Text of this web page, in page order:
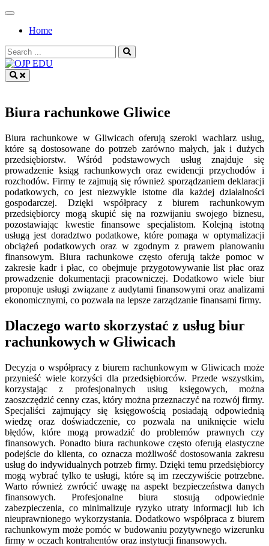
Skip
contentHome
Search
for:
Biura rachunkowe Gliwice
Biura rachunkowe w Gliwicach oferują szeroki wachlarz usług,
które są dostosowane do potrzeb zarówno małych, jak i dużych
przedsiębiorstw. Wśród podstawowych usług znajduje się
prowadzenie ksiąg rachunkowych oraz ewidencji przychodów i
rozchodów. Firmy te zajmują się również sporządzaniem deklaracji
podatkowych, co jest niezwykle istotne dla każdej działalności
gospodarczej. Dzięki współpracy z biurem rachunkowym
przedsiębiorcy mogą skupić się na rozwijaniu swojego biznesu,
pozostawiając kwestie finansowe specjalistom. Kolejną istotną
usługą jest doradztwo podatkowe, które pomaga w optymalizacji
obciążeń podatkowych oraz w zgodnym z prawem planowaniu
finansowym. Biura rachunkowe często oferują także pomoc w
zakresie kadr i płac, co obejmuje przygotowywanie list płac oraz
prowadzenie dokumentacji pracowniczej. Dodatkowo wiele biur
proponuje usługi związane z audytami finansowymi oraz analizami
ekonomicznymi, co pozwala na lepsze zarządzanie finansami firmy.
Dlaczego warto skorzystać z usług biur
rachunkowych w Gliwicach
Decyzja o współpracy z biurem rachunkowym w Gliwicach może
przynieść wiele korzyści dla przedsiębiorców. Przede wszystkim,
korzystając z profesjonalnych usług księgowych, można
zaoszczędzić cenny czas, który można przeznaczyć na rozwój firmy.
Specjaliści zajmujący się księgowością posiadają odpowiednią
wiedzę oraz doświadczenie, co pozwala na uniknięcie wielu
błędów, które mogą prowadzić do problemów prawnych czy
finansowych. Ponadto biura rachunkowe często oferują elastyczne
podejście do klienta, co oznacza możliwość dostosowania zakresu
usług do indywidualnych potrzeb firmy. Dzięki temu przedsiębiorcy
mogą wybrać tylko te usługi, które są im rzeczywiście potrzebne.
Warto również zwrócić uwagę na aspekt bezpieczeństwa danych
finansowych. Profesjonalne biura stosują odpowiednie
zabezpieczenia, co minimalizuje ryzyko utraty informacji lub ich
nieuprawnionego wykorzystania. Dodatkowo współpraca z biurem
rachunkowym może pomóc w budowaniu pozytywnego wizerunku
firmy w oczach kontrahentów oraz instytucji finansowych.